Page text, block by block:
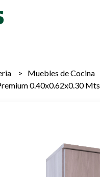
Muebles de Cocina
0.40x0.62x0.30 Mts